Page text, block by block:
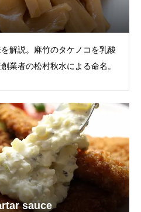
解説。麻竹のタケノコを乳酸
業者の松村秋水による命名。
sauce